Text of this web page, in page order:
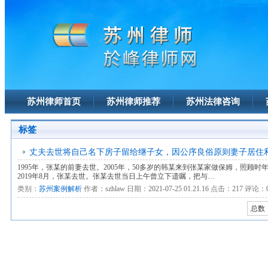
苏州律师首页 苏州律师推荐 苏州法律咨询
标签
丈夫去世将自己名下房子留给继子女，因公序良俗原则妻子居住
1995年，张某的前妻去世。2005年，50多岁的韩某来到张某家做保姆，照顾
2019年8月，张某去世。张某去世当日上午曾立下遗嘱，把与…
类别： 苏州案例解析 作者： szhlaw 日期： 2021-07-25 01.21.16 点击： 217 评论：
总数